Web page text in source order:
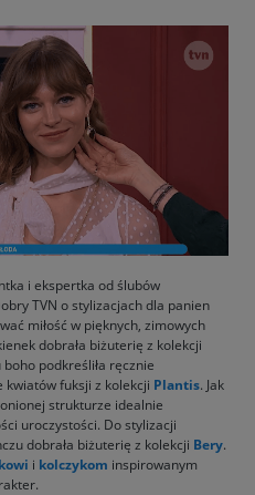
i ekspertka od ślubów
TVN o stylizacjach dla panien
miłość w pięknych, zimowych
dobrała biżuterię z kolekcji
podkreśliła ręcznie
kwiatów fuksji z kolekcji Plantis. Jak
strukturze idealnie
uroczystości. Do stylizacji
dobrała biżuterię z kolekcji Bery.
i kolczykom inspirowanym